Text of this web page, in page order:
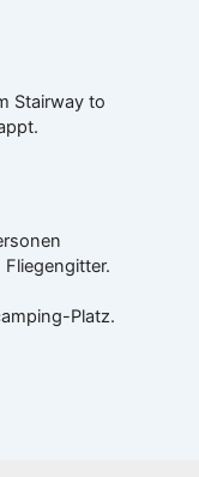
Stairway to
Platz.